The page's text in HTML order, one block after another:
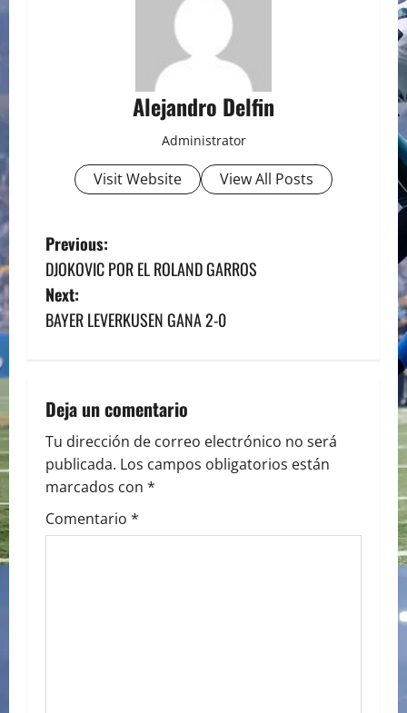
Alejandro Delfin
Administrator
Visit Website View All Posts
P
o
s
n
a
v
i
Previous:
DJOKOVIC POR EL ROLAND GARROS
Next:
BAYER LEVERKUSEN GANA 2-0
Deja un comentario
Tu dirección de correo electrónico no será
publicada. Los campos obligatorios están
marcados con *
Comentario *